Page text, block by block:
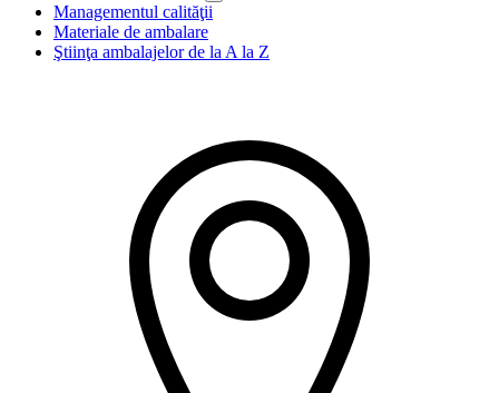
Managementul calităţii
Materiale de ambalare
Ştiinţa ambalajelor de la A la Z